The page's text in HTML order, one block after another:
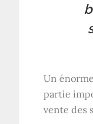
Un
partie
vente des